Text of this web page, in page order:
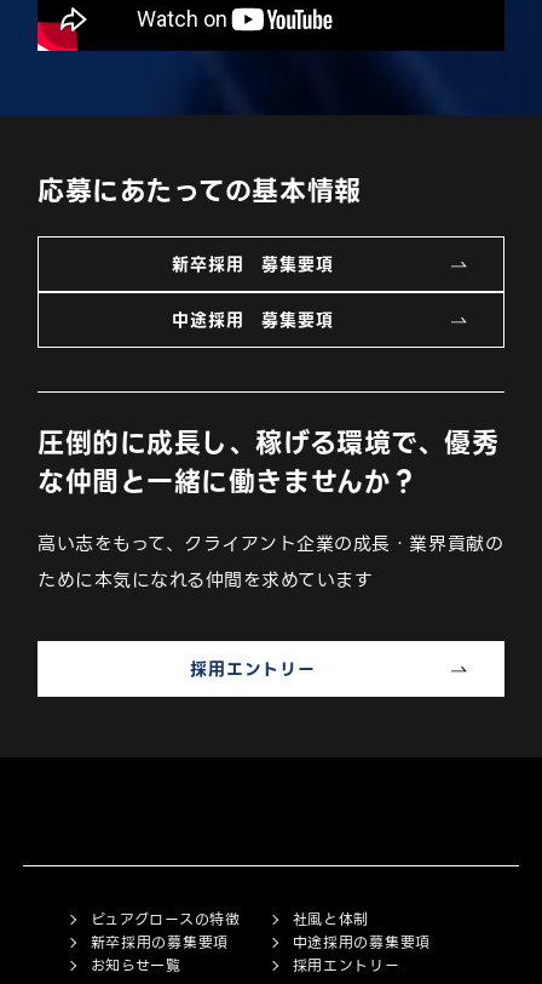
応募にあたっての基本情報
新卒採用 募集要項
中途採用 募集要項
圧倒的に成長し、稼げる環境で、優秀
な仲間と一緒に働きませんか？
高い志をもって、クライアント企業の成長・業界貢献の
ために本気になれる仲間を求めています
採用エントリー
ピュアグロースの特徴
社風と体制
新卒採用の募集要項
中途採用の募集要項
お知らせ一覧
採用エントリー